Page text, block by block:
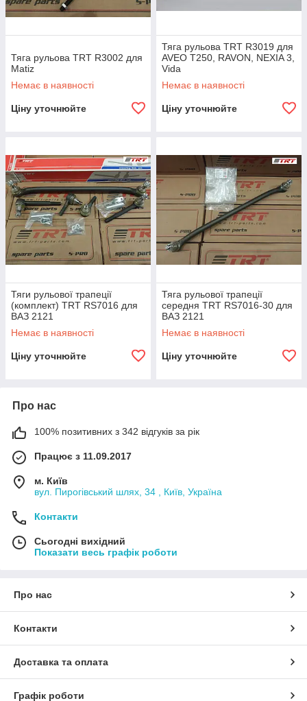
Тяга рульова TRT R3002 для
Matiz
Немає в наявності
Ціну уточнюйте
Тяга рульова TRT R3019 для
AVEO T250, RAVON, NEXIA 3,
Vida
Немає в наявності
Ціну уточнюйте
Тяги рульової трапеції
(комплект) TRT RS7016 для
ВАЗ 2121
Немає в наявності
Ціну уточнюйте
Тяга рульової трапеції
середня TRT RS7016-30 для
ВАЗ 2121
Немає в наявності
Ціну уточнюйте
Про нас
100% позитивних з 342 відгуків за рік
Працює з 11.09.2017
м. Київ
вул. Пирогівський шлях, 34 , Київ, Україна
Контакти
Сьогодні вихідний
Показати весь графік роботи
Про нас
Контакти
Доставка та оплата
Графік роботи